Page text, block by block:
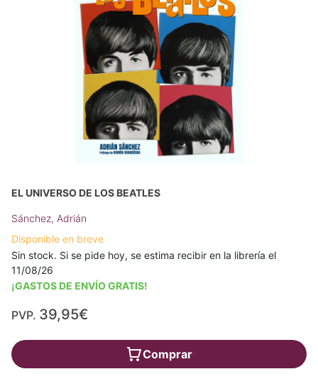
EL UNIVERSO DE LOS BEATLES
Sánchez, Adrián
Disponible en breve
Sin stock. Si se pide hoy, se estima recibir en la librería el
11/08/26
¡GASTOS DE ENVÍO GRATIS!
PVP. 39,95€
Comprar